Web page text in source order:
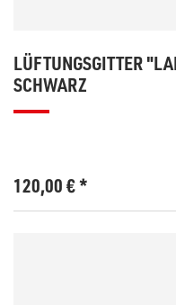
LÜFTUNGSGITTER
SCHWARZ
120,00€*